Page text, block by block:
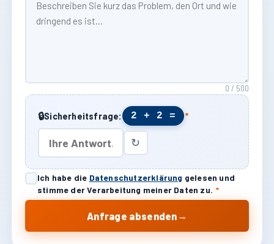
0 / 500
🔒Sicherheitsfrage: 2 + 2 = *
↻
Ich habe die Datenschutzerklärung gelesen und
stimme der Verarbeitung meiner Daten zu. *
Anfrage absenden →